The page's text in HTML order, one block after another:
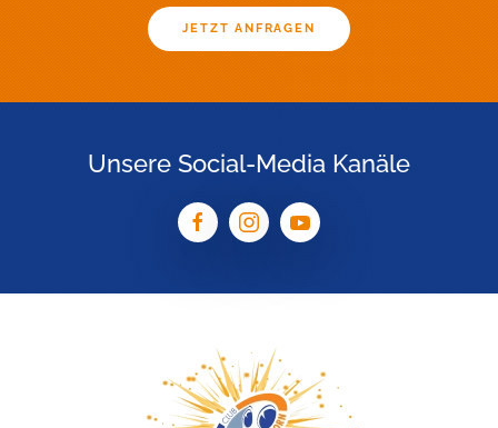
JETZT ANFRAGEN
Unsere Social-Media Kanäle